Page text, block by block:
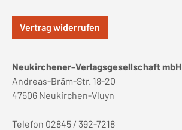
Vertrag widerrufen
Neukirchener-Verlagsgesellschaft mbH
Andreas-Bräm-Str. 18-20
47506 Neukirchen-Vluyn
Telefon 02845 / 392-7218